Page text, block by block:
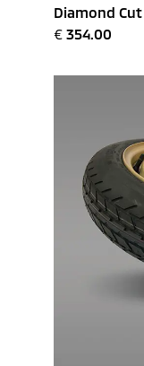
Diamond Cut
€ 354.00